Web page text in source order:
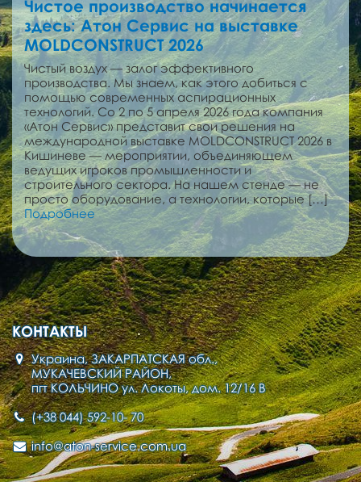
Чистое производство начинается
здесь: Атон Сервис на выставке
MOLDCONSTRUCT 2026
Чистый воздух — залог эффективного
производства. Мы знаем, как этого добиться с
помощью современных аспирационных
технологий. Со 2 по 5 апреля 2026 года компания
«Атон Сервис» представит свои решения на
международной выставке MOLDCONSTRUCT 2026 в
Кишиневе — мероприятии, объединяющем
ведущих игроков промышленности и
строительного сектора. На нашем стенде — не
просто оборудование, а технологии, которые […]
Подробнее
КОНТАКТЫ
Украина, ЗАКАРПАТСКАЯ обл.,
МУКАЧЕВСКИЙ РАЙОН,
пгт КОЛЬЧИНО ул. Локоты, дом. 12/16 В
(+38 044) 592-10- 70
info@aton-service.com.ua